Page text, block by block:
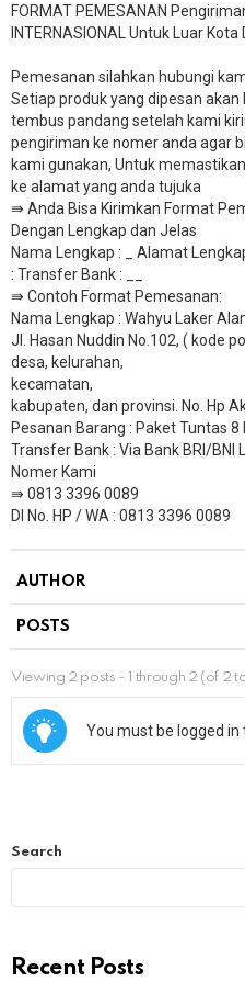
FORMAT PEMESANAN
INTERNASIONAL Untuk Luar
Pemesanan silahkan hubungi
Setiap produk yang dipesan
tembus pandang setelah kami
pengiriman ke nomer anda agar
kami gunakan, Untuk
ke alamat yang anda tujuka
⇛ Anda Bisa Kirimkan Format
Dengan Lengkap dan Jelas
Nama Lengkap : _ Alamat
: Transfer Bank : __
​⇛ Contoh Format Pemesanan:
Nama Lengkap : Wahyu Laker
Jl. Hasan Nuddin No.102, ( kode
desa, kelurahan,
kecamatan,
kabupaten, dan provinsi. No. Hp
Pesanan Barang : Paket Tuntas 8
​Transfer Bank : Via Bank BRI/BNI
Nomer Kami
⇛ 0813 3396 0089
DI No. HP / WA : 0813 3396 0089
AUTHOR
POSTS
Viewing 2 posts - 1 through 2 (of 2
You must be logged in
Search
Recent Posts